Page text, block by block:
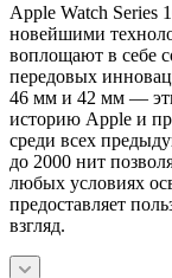
Apple Watch Series
новейшими
воплощают в себе
передовых
46 мм и 42 мм —
историю Apple и
среди всех
до 2000 нит
любых условиях
предоставляет
взгляд.